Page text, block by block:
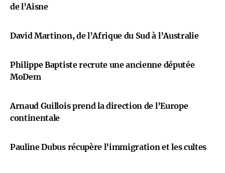
de l’Aisne
David Martinon, de l’Afrique du Sud à l’Australie
Philippe Baptiste recrute une ancienne députée
MoDem
Arnaud Guillois prend la direction de l’Europe
continentale
Pauline Dubus récupère l’immigration et les cultes